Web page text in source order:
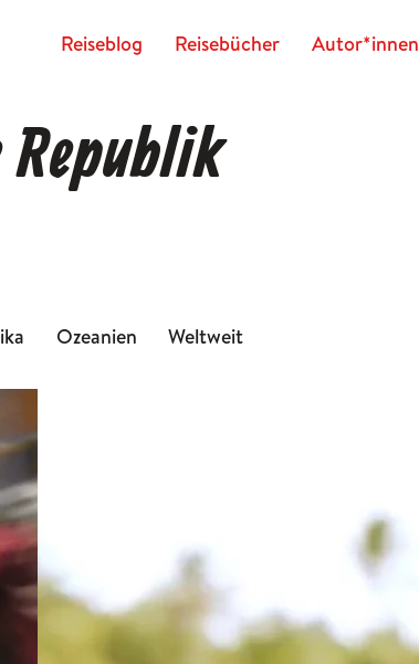
Rei­se­blog Reisebücher Autor*innen
Ozeanien Weltweit